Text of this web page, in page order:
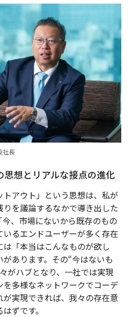
社長
思想とリアルな接点の進化
アウト」という思想は、私が
を議論するなかで導き出した
、市場にないから既存のもの
るエンドユーザーが多く存在
「本当はこんなものが欲し
あります。その“今はないも
がハブとなり、一社では実現
多様なネットワークでコーデ
実現できれば、我々の存在意
ずです。